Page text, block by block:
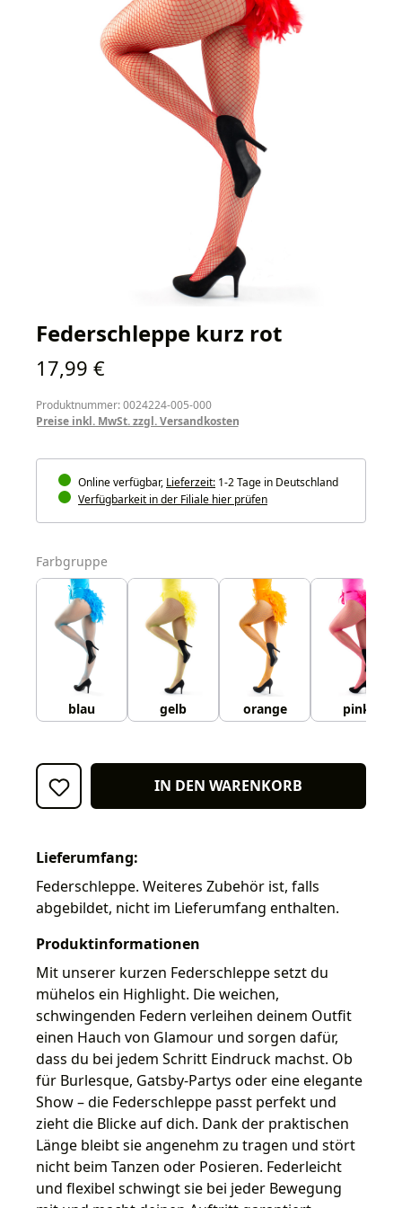
Federschleppe kurz rot
Regulärer Preis:
17,99 €
Produktnummer: 0024224-005-000
Preise inkl. MwSt. zzgl. Versandkosten
Online verfügbar, Lieferzeit: 1-2 Tage in Deutschland
Verfügbarkeit in der Filiale hier prüfen
Farbgruppe
blau gelb orange pink
IN DEN WARENKORB
Lieferumfang:
Federschleppe. Weiteres Zubehör ist, falls
abgebildet, nicht im Lieferumfang enthalten.
Produktinformationen
Mit unserer kurzen Federschleppe setzt du
mühelos ein Highlight. Die weichen,
schwingenden Federn verleihen deinem Outfit
einen Hauch von Glamour und sorgen dafür,
dass du bei jedem Schritt Eindruck machst. Ob
für Burlesque, Gatsby-Partys oder eine elegante
Show – die Federschleppe passt perfekt und
zieht die Blicke auf dich. Dank der praktischen
Länge bleibt sie angenehm zu tragen und stört
nicht beim Tanzen oder Posieren. Federleicht
und flexibel schwingt sie bei jeder Bewegung